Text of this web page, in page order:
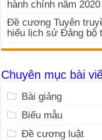
hành chính năm 2020
Đề cương Tuyên
hiểu lịch sử Đảng bộ
Chuyên mục bài
Bài giảng
Biểu mẫu
Đề cương luật